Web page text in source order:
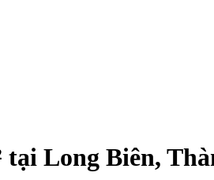
tại Long Biên,